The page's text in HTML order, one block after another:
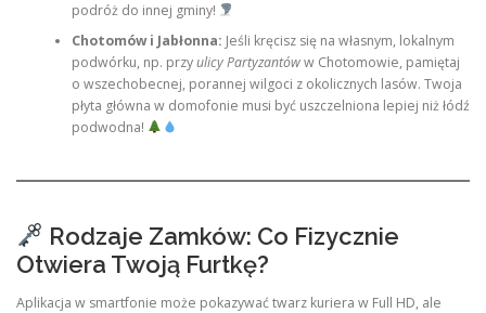
podróż do innej gminy!
Chotomów i Jabłonna: Jeśli kręcisz się na własnym, lokalnym
podwórku, np. przyulicy Partyzantóww Chotomowie, pamiętaj
o wszechobecnej, porannej wilgoci z okolicznych lasów. Twoja
płyta główna w domofonie musi być uszczelniona lepiej niż łódź
podwodna!
Rodzaje Zamków: Co Fizycznie
Otwiera Twoją Furtkę?
Aplikacja w smartfonie może pokazywać twarz kuriera w Full HD, ale